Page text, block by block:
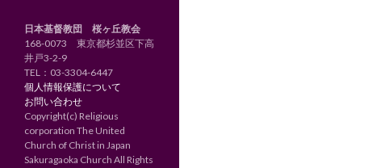
ブ
日本基督教団 桜ヶ丘教会
168-0073 東京都杉並区下高
井戸3-2-9
TEL： 03-3304-6447
個人情報保護について
お問い合わせ
Copyright(c) Religious
corporation The United
Church of Christ in Japan
Sakuragaoka Church All Rights